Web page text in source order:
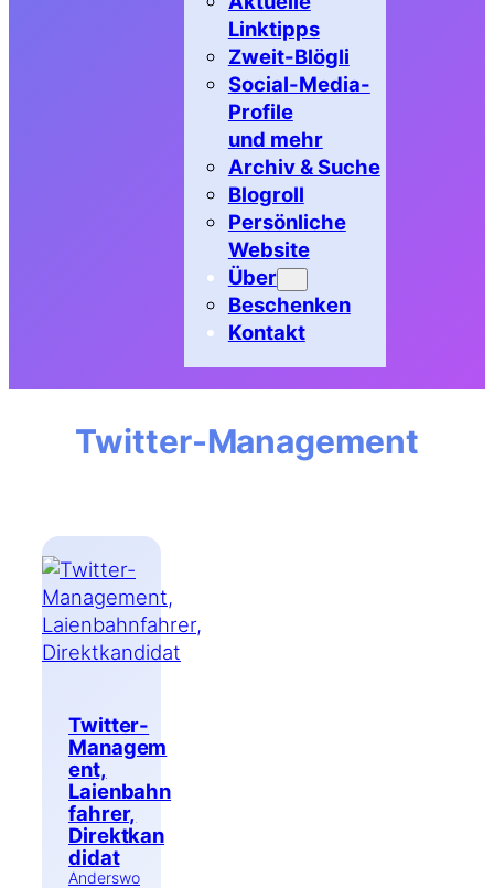
Linktipps
Zweit-Blögli
Social-Media-
Profile
und mehr
Archiv & Suche
Blogroll
Persönliche
Website
Über
Beschenken
Kontakt
Twitter-Management
Twitter-
Managem
ent,
Laienbahn
fahrer,
Direktkan
didat
Anderswo